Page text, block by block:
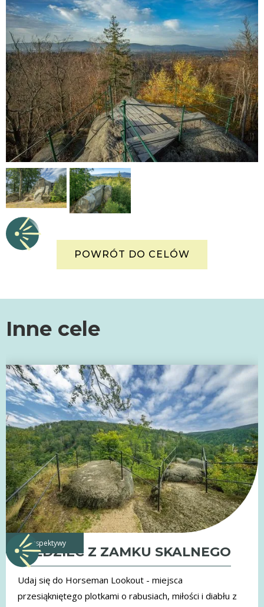
POWRÓT DO CELÓW
Inne cele
perspektywy
JEŹDZIEC Z ZAMKU SKALNEGO
Udaj się do Horseman Lookout - miejsca
przesiąkniętego plotkami o rabusiach, miłości i diabłu z